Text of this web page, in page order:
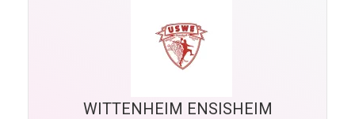
WITTENHEIM ENSISHEIM